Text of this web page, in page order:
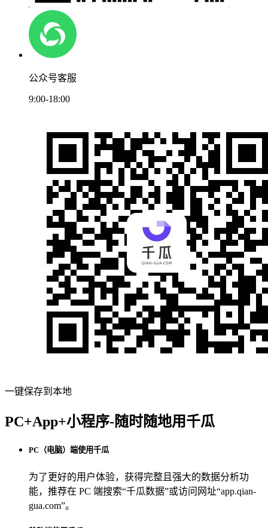
公众号客服
9:00-18:00
一键保存到本地
PC+App+小程序-随时随地用千瓜
PC（电脑）端使用千瓜
为了更好的用户体验，获得完整且强大的数据分析功
能，推荐在 PC 端搜索“千瓜数据”或访问网址“app.qian-
gua.com”。